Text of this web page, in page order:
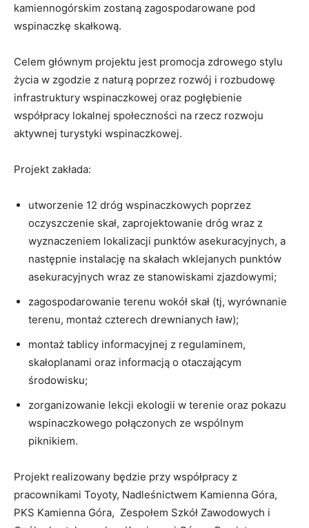
kamiennogórskim zostaną zagospodarowane pod
wspinaczkę skałkową.
Celem głównym projektu jest promocja zdrowego stylu
życia w zgodzie z naturą poprzez rozwój i rozbudowę
infrastruktury wspinaczkowej oraz pogłębienie
współpracy lokalnej społeczności na rzecz rozwoju
aktywnej turystyki wspinaczkowej.
Projekt zakłada:
utworzenie 12 dróg wspinaczkowych poprzez
oczyszczenie skał, zaprojektowanie dróg wraz z
wyznaczeniem lokalizacji punktów asekuracyjnych, a
następnie instalację na skałach wklejanych punktów
asekuracyjnych wraz ze stanowiskami zjazdowymi;
zagospodarowanie terenu wokół skał (tj, wyrównanie
terenu, montaż czterech drewnianych ław);
montaż tablicy informacyjnej z regulaminem,
skałoplanami oraz informacją o otaczającym
środowisku;
zorganizowanie lekcji ekologii w terenie oraz pokazu
wspinaczkowego połączonych ze wspólnym
piknikiem.
Projekt realizowany będzie przy współpracy z
pracownikami Toyoty, Nadleśnictwem Kamienna Góra,
PKS Kamienna Góra, Zespołem Szkół Zawodowych i